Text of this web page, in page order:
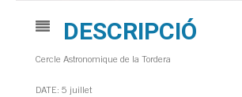
DESCRIPCIÓ
Cercle Astronomique de la Tordera
DATE: 5 juillet